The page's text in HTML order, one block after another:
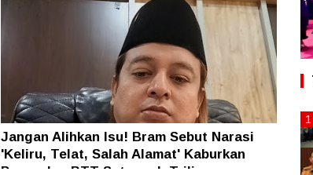
Jangan Alihkan Isu! Bram Sebut Narasi
'Keliru, Telat, Salah Alamat' Kaburkan
Persoalan BTT Setengah Triliun